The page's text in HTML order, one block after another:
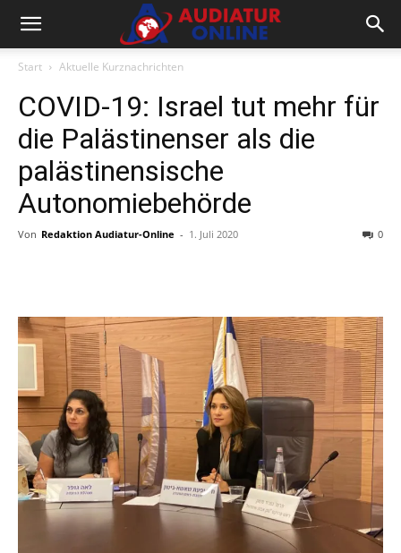
Start Aktuelle Kurznachrichten
COVID-19: Israel tut mehr für
die Palästinenser als die
palästinensische
Autonomiebehörde
Von Redaktion Audiatur-Online - 1. Juli 2020 0